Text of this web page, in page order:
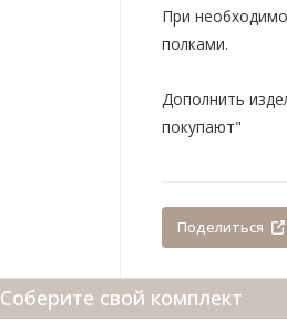
При
полками.
Дополнить
покупают"
Поделиться
Соберите свой комплект